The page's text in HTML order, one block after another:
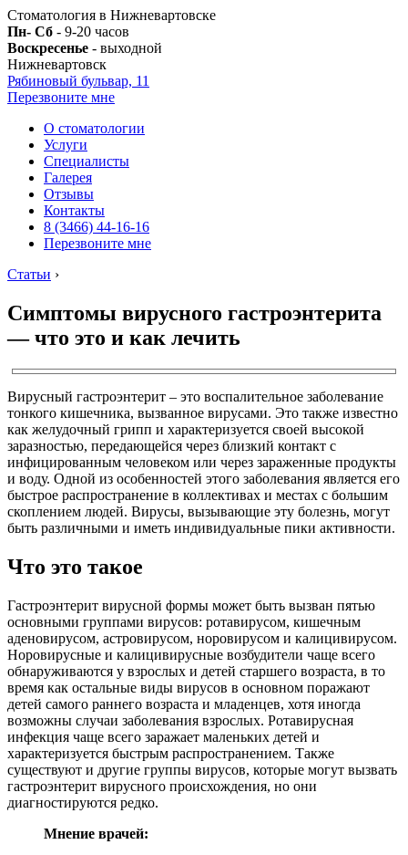
Стоматология в Нижневартовске
Пн- Сб - 9-20 часов
Воскресенье - выходной
Нижневартовск
Рябиновый бульвар, 11
Перезвоните мне
О стоматологии
Услуги
Специалисты
Галерея
Отзывы
Контакты
8 (3466) 44-16-16
Перезвоните мне
Статьи ›
Симптомы вирусного гастроэнтерита
— что это и как лечить
Вирусный гастроэнтерит – это воспалительное заболевание
тонкого кишечника, вызванное вирусами. Это также известно
как желудочный грипп и характеризуется своей высокой
заразностью, передающейся через близкий контакт с
инфицированным человеком или через зараженные продукты
и воду. Одной из особенностей этого заболевания является его
быстрое распространение в коллективах и местах с большим
скоплением людей. Вирусы, вызывающие эту болезнь, могут
быть различными и иметь индивидуальные пики активности.
Что это такое
Гастроэнтерит вирусной формы может быть вызван пятью
основными группами вирусов: ротавирусом, кишечным
аденовирусом, астровирусом, норовирусом и калицивирусом.
Норовирусные и калицивирусные возбудители чаще всего
обнаруживаются у взрослых и детей старшего возраста, в то
время как остальные виды вирусов в основном поражают
детей самого раннего возраста и младенцев, хотя иногда
возможны случаи заболевания взрослых. Ротавирусная
инфекция чаще всего заражает маленьких детей и
характеризуется быстрым распространением. Также
существуют и другие группы вирусов, которые могут вызвать
гастроэнтерит вирусного происхождения, но они
диагностируются редко.
Мнение врачей: